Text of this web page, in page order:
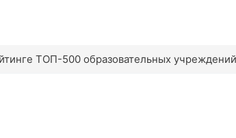
ТОП-500 образовательных